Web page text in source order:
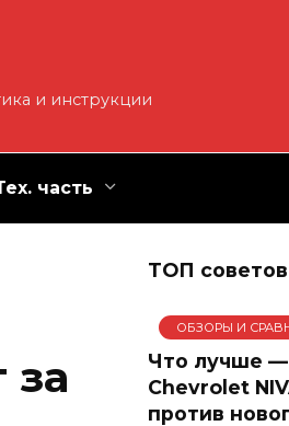
и инструкции
часть
за
ТОП советов
ОБЗОРЫ И
Что лучше
Chevrolet
против